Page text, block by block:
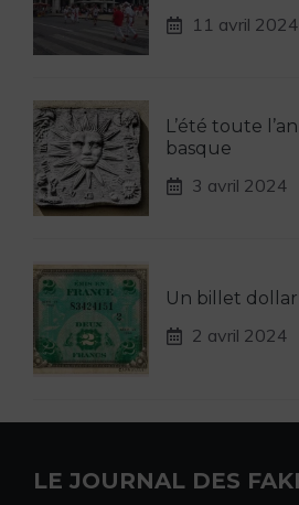
11 avril 2024
L’été toute
basque
3 avril 2024
Un billet
2 avril 2024
LE JOURNAL DES